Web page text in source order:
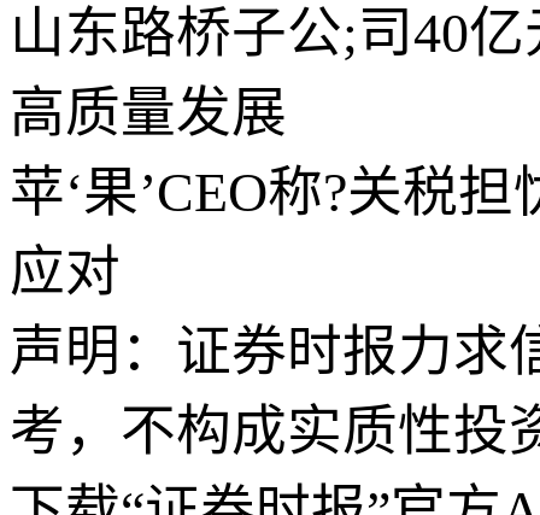
山东路桥子公;司40
高质量发展
苹‘果’CEO称?关税
应对
声明：证券时报力求
考，不构成实质性投